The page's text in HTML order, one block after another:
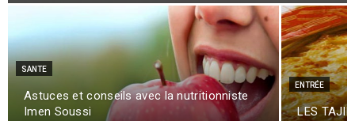
SANTE
Astuces et conseils avec la nutritionniste
Imen Soussi
ENTRÉE
LES